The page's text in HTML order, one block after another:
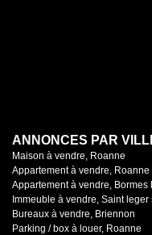
ANNONCES PAR
Maison à vendre, Roanne
Appartement à vendre, Roanne
Appartement à vendre, Bormes
Immeuble à vendre, Saint leger
Bureaux à vendre, Briennon
Parking / box à louer, Roanne